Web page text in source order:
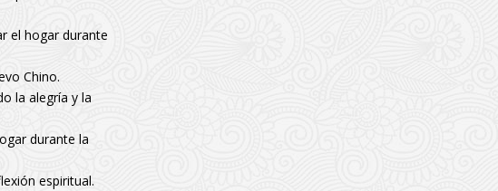
el hogar durante
Chino.
la alegría y la
durante la
espiritual.